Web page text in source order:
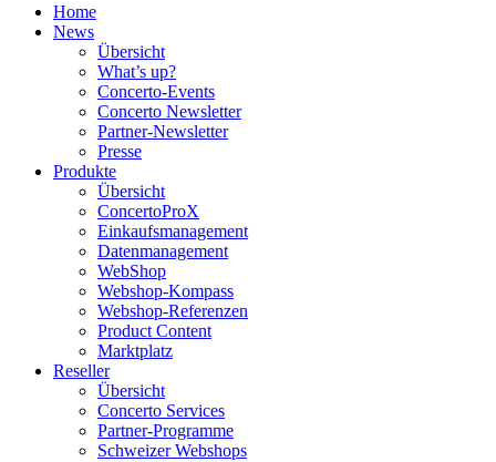
Home
News
Übersicht
What’s up?
Concerto-Events
Concerto Newsletter
Partner-Newsletter
Presse
Produkte
Übersicht
ConcertoProX
Einkaufsmanagement
Datenmanagement
WebShop
Webshop-Kompass
Webshop-Referenzen
Product Content
Marktplatz
Reseller
Übersicht
Concerto Services
Partner-Programme
Schweizer Webshops